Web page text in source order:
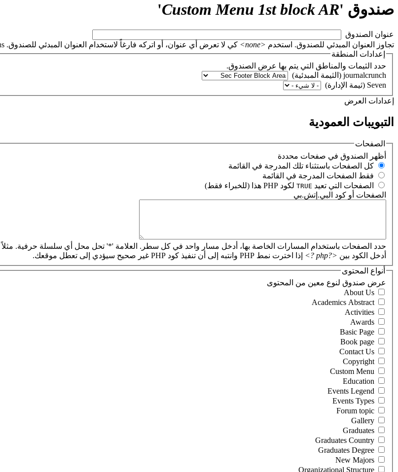
صندوق 'Custom Menu 1st block AR
'
‏عنوان الصندوق ‏
تجاوز العنوان المبدئي للصندوق. استخدم <none>
كي لا تعرض أي عنوان، أو اتركه فارغاً لاستخدام العنوان المبدئي للصندوق. This field supports tokens.
إعدادات المنطقة
حدد الثيمات والمناطق التي يتم بها عرض الصندوق.
‏إعدادات العرض ‏
التبويبات العمودية
الصفحات
‏أظهر الصندوق في صفحات محددة ‏
‏كل الصفحات باستثناء تلك المدرجة في القائمة ‏
‏فقط الصفحات المدرجة في القائمة ‏
‏الصفحات التي تعيد TRUE لكود PHP هذا (للخبراء فقط) ‏
الصفحات أو كود البي.إتش.بي
حدد الصفحات باستخدام المسارات الخاصة بها، أدخل مسار واحد في كل سطر. العلامة '*' تحل محل أي سلسلة حرفية. مثلاً
أدخل الكود بين <?php ?>
إذا اخترت نمط PHP وانتبه إلى أن تنفيذ كود PHP غير صحيح سيؤدي إلى تعطل موقعك.
أنواع المحتوى
‏عرض صندوق لنوع معين من المحتوى ‏